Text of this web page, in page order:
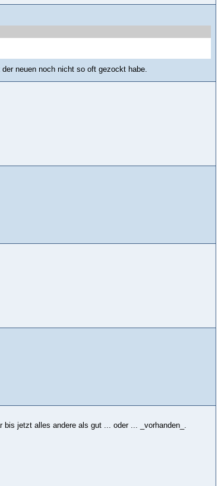
neuen noch nicht so oft gezockt habe.
jetzt alles andere als gut ... oder ... _vorhanden_.